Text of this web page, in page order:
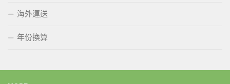
海外運送
年份換算